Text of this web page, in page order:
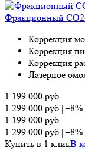
Фракционный СО2-
Коррекция
Коррекция
Коррекция
Лазерное
1 199 000 руб
1 299 000 руб |–8%
1 199 000 руб
1 299 000 руб |–8%
Купить в 1 кликВ